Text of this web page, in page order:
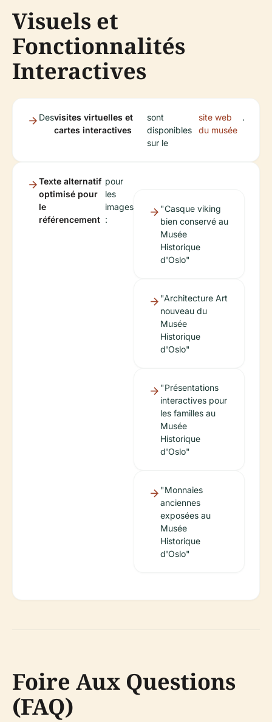
Visuels et
Fonctionnalités
Interactives
Desvisites virtuelles et
cartes interactives
sont
disponibles
sur le
site web
du musée
.
Texte alternatif
optimisé pour
le
référencement
pour
les
images
:
"Casque viking
bien conservé au
Musée
Historique
d'Oslo"
"Architecture Art
nouveau du
Musée
Historique
d'Oslo"
"Présentations
interactives pour
les familles au
Musée
Historique
d'Oslo"
"Monnaies
anciennes
exposées au
Musée
Historique
d'Oslo"
Foire Aux Questions
(FAQ)